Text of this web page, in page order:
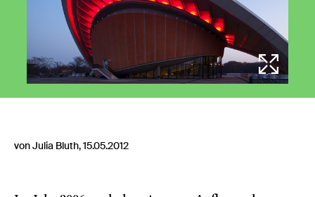
von Julia Bluth, 15.05.2012